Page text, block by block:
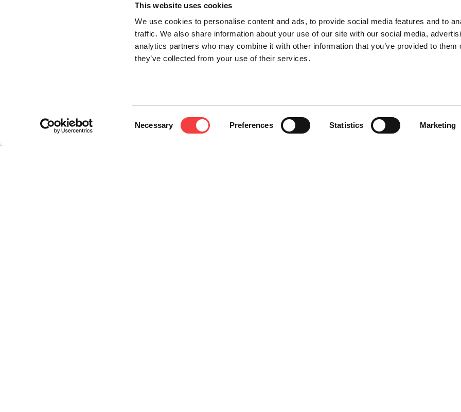
This website uses cookies
We use cookies to personalise content and ads, to provide social media features and to
traffic. We also share information about your use of our site with our social media,
analytics partners who may combine it with other information that you’ve provided to them
they’ve collected from your use of their services.
Necessary Preferences Statistics Marketing